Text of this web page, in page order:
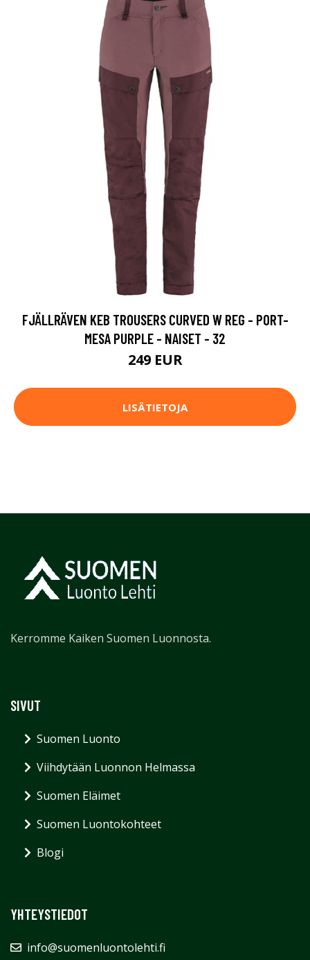
FJÄLLRÄVEN KEB TROUSERS CURVED W REG - PORT-
MESA PURPLE - NAISET - 32
249 EUR
LISÄTIETOJA
Kerromme Kaiken Suomen Luonnosta.
SIVUT
Suomen Luonto
Viihdytään Luonnon Helmassa
Suomen Eläimet
Suomen Luontokohteet
Blogi
YHTEYSTIEDOT
info@suomenluontolehti.fi